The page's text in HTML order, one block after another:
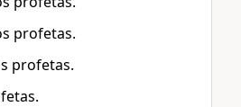
profetas.
profetas.